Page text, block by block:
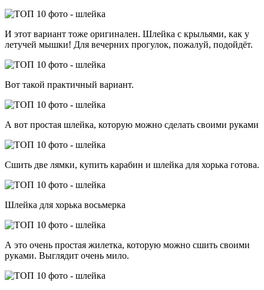
И этот вариант тоже оригинален. Шлейка с крыльями, как у
летучей мышки! Для вечерних прогулок, пожалуй, подойдёт.
Вот такой практичный вариант.
А вот простая шлейка, которую можно сделать своими руками
Сшить две лямки, купить карабин и шлейка для хорька готова.
Шлейка для хорька восьмерка
А это очень простая жилетка, которую можно сшить своими
руками. Выглядит очень мило.